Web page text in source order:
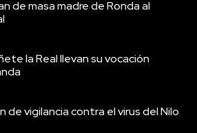
de masa madre de Ronda al
la Real llevan su vocación
de vigilancia contra el virus del Nilo